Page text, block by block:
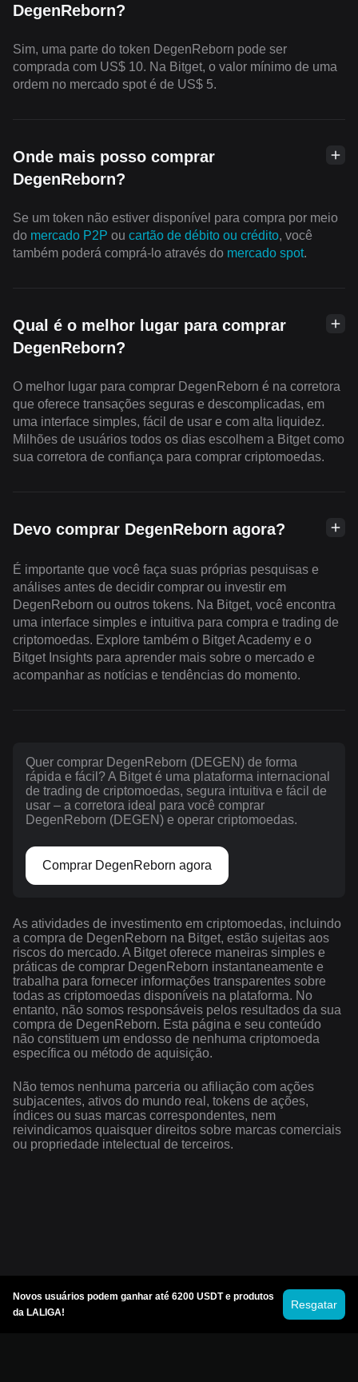
DegenReborn?
Sim, uma parte do token DegenReborn pode ser
comprada com US$ 10. Na Bitget, o valor mínimo de uma
ordem no mercado spot é de US$ 5.
Onde mais posso comprar
DegenReborn?
Se um token não estiver disponível para compra por meio
do mercado P2P ou cartão de débito ou crédito, você
também poderá comprá-lo através do mercado spot.
Qual é o melhor lugar para comprar
DegenReborn?
O melhor lugar para comprar DegenReborn é na corretora
que oferece transações seguras e descomplicadas, em
uma interface simples, fácil de usar e com alta liquidez.
Milhões de usuários todos os dias escolhem a Bitget como
sua corretora de confiança para comprar criptomoedas.
Devo comprar DegenReborn agora?
É importante que você faça suas próprias pesquisas e
análises antes de decidir comprar ou investir em
DegenReborn ou outros tokens. Na Bitget, você encontra
uma interface simples e intuitiva para compra e trading de
criptomoedas. Explore também o Bitget Academy e o
Bitget Insights para aprender mais sobre o mercado e
acompanhar as notícias e tendências do momento.
Quer comprar DegenReborn (DEGEN) de forma
rápida e fácil? A Bitget é uma plataforma internacional
de trading de criptomoedas, segura intuitiva e fácil de
usar – a corretora ideal para você comprar
DegenReborn (DEGEN) e operar criptomoedas.
Comprar DegenReborn agora
As atividades de investimento em criptomoedas, incluindo
a compra de DegenReborn na Bitget, estão sujeitas aos
riscos do mercado. A Bitget oferece maneiras simples e
práticas de comprar DegenReborn instantaneamente e
trabalha para fornecer informações transparentes sobre
todas as criptomoedas disponíveis na plataforma. No
entanto, não somos responsáveis pelos resultados da sua
compra de DegenReborn. Esta página e seu conteúdo
não constituem um endosso de nenhuma criptomoeda
específica ou método de aquisição.
Não temos nenhuma parceria ou afiliação com ações
subjacentes, ativos do mundo real, tokens de ações,
índices ou suas marcas correspondentes, nem
reivindicamos quaisquer direitos sobre marcas comerciais
ou propriedade intelectual de terceiros.
Novos usuários podem ganhar até 6200 USDT e produtos
da LALIGA!
Resgatar